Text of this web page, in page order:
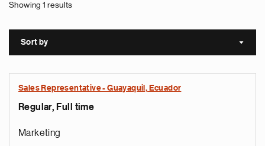
Showing 1 results
Sort by Sort
Sales Representative - Guayaquil, Ecuador
Regular, Full time
Marketing